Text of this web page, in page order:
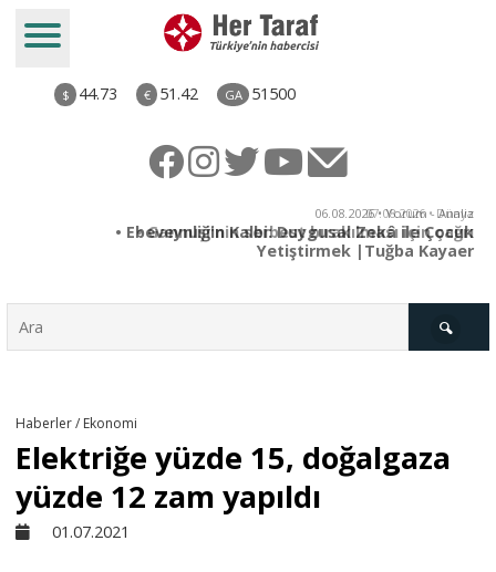
$ 44.73 € 51.42 GA 51500
06.08.2026 • Yorum - Analiz
• Ebeveynliğin Kalbi: Duygusal Zekâ ile Çocuk
Yetiştirmek |Tuğba Kayaer
Derkenar
Haberler / Ekonomi
Elektriğe yüzde 15, doğalgaza
yüzde 12 zam yapıldı
01.07.2021